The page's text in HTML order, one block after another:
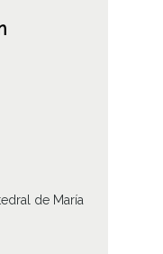
de María